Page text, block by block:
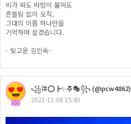
비가 와도 바람이 불어도
흔들림 없이 오직,
그대의 이름 하나만을
기억하며 살겠습니다.
- 빛고운 김인숙-
50
꧁🎏⭕┣✨추🎭꧂ (@pcw4862)
2021-11-08 15:45